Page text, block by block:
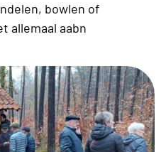
bowlen of
allemaal aabn